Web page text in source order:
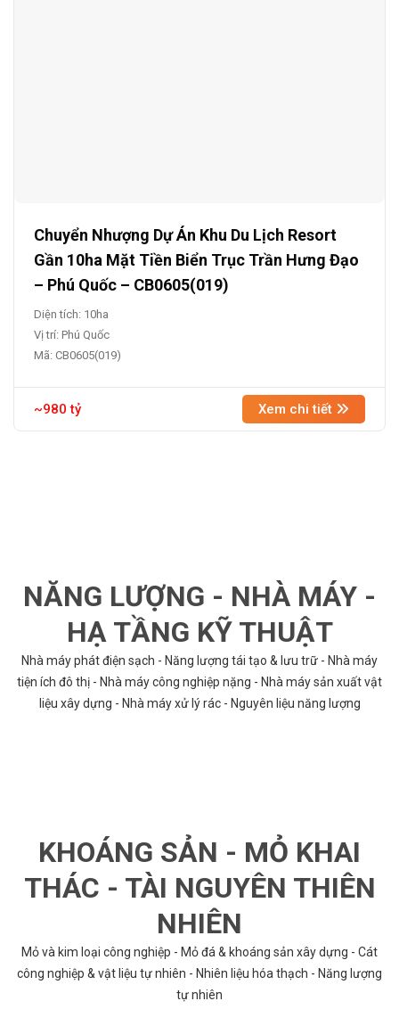
Chuyển Nhượng Dự Án Khu Du Lịch Resort
Gần 10ha Mặt Tiền Biển Trục Trần Hưng Đạo
– Phú Quốc – CB0605(019)
Diện tích: 10ha
Vị trí: Phú Quốc
Mã: CB0605(019)
~980 tỷ Xem chi tiết
NĂNG LƯỢNG - NHÀ MÁY -
HẠ TẦNG KỸ THUẬT
Nhà máy phát điện sạch - Năng lượng tái tạo & lưu trữ - Nhà máy
tiện ích đô thị - Nhà máy công nghiệp nặng - Nhà máy sản xuất vật
liệu xây dựng - Nhà máy xử lý rác - Nguyên liệu năng lượng
KHOÁNG SẢN - MỎ KHAI
THÁC - TÀI NGUYÊN THIÊN
NHIÊN
Mỏ và kim loại công nghiệp - Mỏ đá & khoáng sản xây dựng - Cát
công nghiệp & vật liệu tự nhiên - Nhiên liệu hóa thạch - Năng lượng
tự nhiên